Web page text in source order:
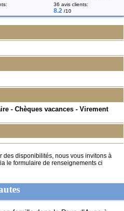
36 avis clients:
8.2 /10
- Chèques vacances - Virement
des disponibilités, nous vous invitons à
le formulaire de renseignements ci